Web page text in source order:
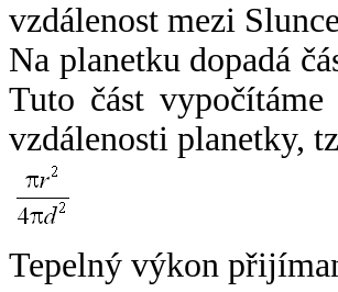
vzdálenost mezi
Na planetku dopadá
Tuto část
vzdálenosti planetky,
Tepelný výkon